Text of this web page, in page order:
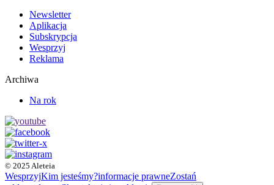
Newsletter
Aplikacja
Subskrypcja
Wesprzyj
Reklama
Archiwa
Na rok
© 2025 Aleteia
WesprzyjKim jesteśmy?informacje prawneZostań